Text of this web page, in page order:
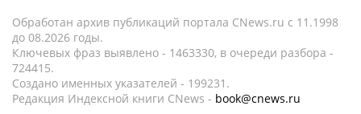
Обработан архив публикаций портала CNews.ru c 11.1998
до 08.2026 годы.
Ключевых фраз выявлено - 1463330, в очереди разбора -
724415.
Создано именных указателей - 199231.
Редакция Индексной книги CNews - book@cnews.ru